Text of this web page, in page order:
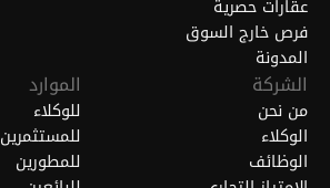
عقارات حصرية
فرص خارج السوق
المدونة
الشركة
من نحن
الوكلاء
الوظائف
الموارد
للوكلاء
للمستثمرين
للمطورين